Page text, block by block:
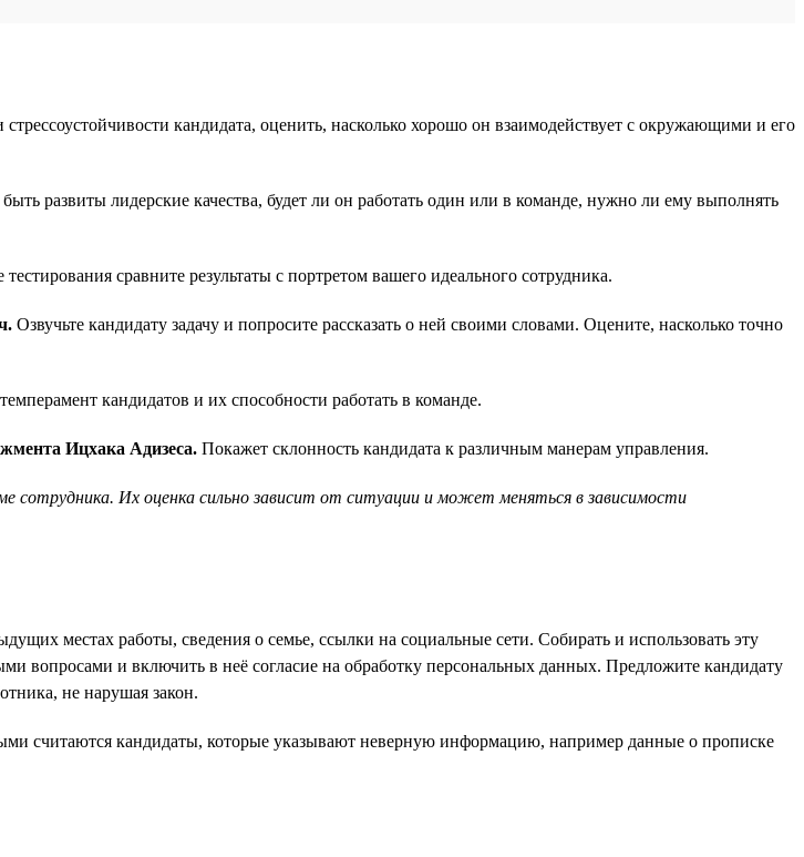
кандидата, оценить, насколько хорошо он взаимодействует с окружающими и его
развиты лидерские качества, будет ли он работать один или в команде, нужно ли ему выполнять
сравните результаты с портретом вашего идеального сотрудника.
Озвучьте кандидату задачу и попросите рассказать о ней своими словами. Оцените, насколько точно
кандидатов и их способности работать в команде.
Ицхака Адизеса. Покажет склонность кандидата к различным манерам управления.
Их оценка сильно зависит от ситуации и может меняться в зависимости
местах работы, сведения о семье, ссылки на социальные сети. Собирать и использовать эту
вопросами и включить в неё согласие на обработку персональных данных. Предложите кандидату
не нарушая закон.
считаются кандидаты, которые указывают неверную информацию, например данные о прописке